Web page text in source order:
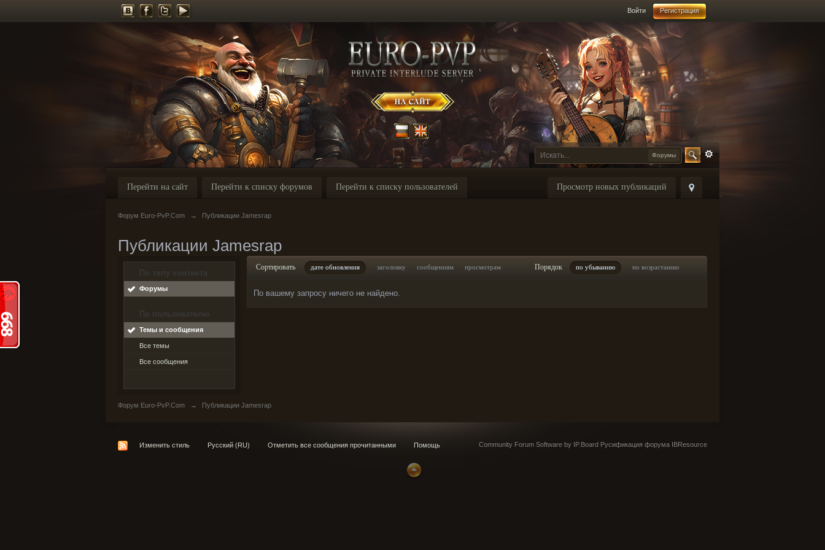
Войти Регистрация
Форумы
Просмотр новых публикаций
Перейти на сайт Перейти к списку форумов Перейти к списку пользователей
Форум Euro-PvP.Com → Публикации Jamesrap
Публикации Jamesrap
По типу контента
Форумы
По пользователю
Темы и сообщения
Все темы
Все сообщения
Сортировать дате обновления заголовку сообщениям просмотрам Порядок по убыванию по возрастанию
По вашему запросу ничего не найдено.
Форум Euro-PvP.Com → Публикации Jamesrap
Изменить стиль Русский (RU) Отметить все сообщения прочитанными Помощь Community Forum Software by IP.Board Русификация форума IBResource